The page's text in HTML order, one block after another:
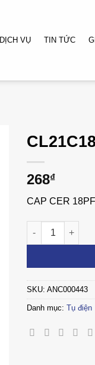
DỊCH VỤ TIN TỨC
268₫
CAP CER
SKU: ANC000443
Danh mục: Tụ điện